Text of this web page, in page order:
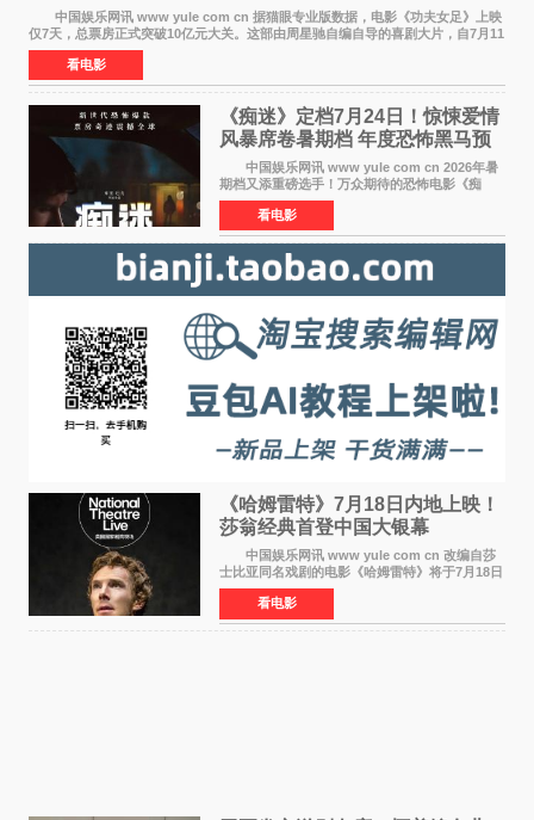
中国娱乐网讯 www yule com cn 据猫眼专业版数据，电影《功夫女足》上映
仅7天，总票房正式突破10亿元大关。这部由周星驰自编自导的喜剧大片，自7月11
日公映以来便展现出惊人的市场统治力。
看电影
《痴迷》定档7月24日！惊悚爱情
风暴席卷暑期档 年度恐怖黑马预
中国娱乐网讯 www yule com cn 2026年暑
期档又添重磅选手！万众期待的恐怖电影《痴
迷》今日正式官宣定档，将于7月24日登陆内地各
大院线。这部被业内专家誉为新世代爆款恐怖电
影的作品，将为
看电影
《哈姆雷特》7月18日内地上映！
莎翁经典首登中国大银幕
中国娱乐网讯 www yule com cn 改编自莎
士比亚同名戏剧的电影《哈姆雷特》将于7月18日
在中国内地上映。这部跨越四百年的文学经典被
搬上大银幕，为观众带来一场视觉与听觉的双重
盛宴。 《
看电影